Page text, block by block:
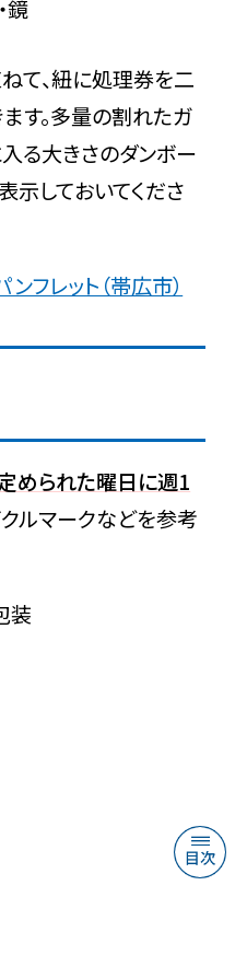
鏡
て、紐に処理券を二
す。多量の割れたガ
る大きさのダンボー
示しておいてくださ
フレット（帯広市）
められた曜日に週1
クルマークなどを参考
装